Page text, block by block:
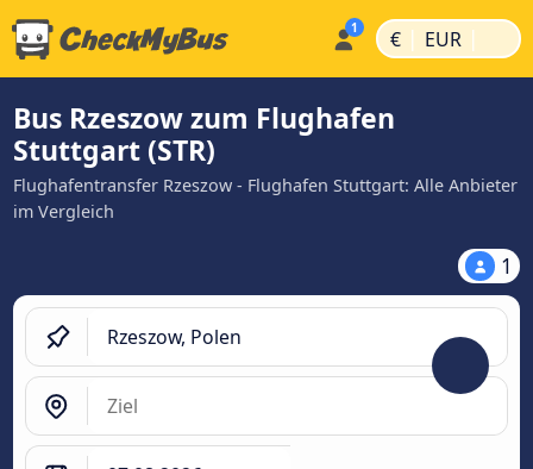
€ | EUR |
Bus Rzeszow zum Flughafen
Stuttgart (STR)
Flughafentransfer Rzeszow - Flughafen Stuttgart: Alle Anbieter
im Vergleich
1